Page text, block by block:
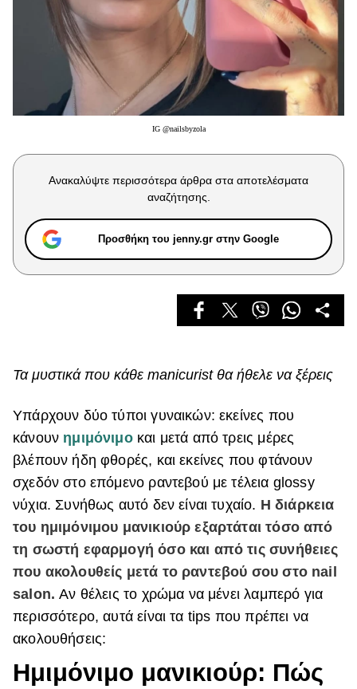
Parenting
Working Girl
Real Women
Πρόσωπα
Celebrities
Συνεντεύξεις
True Stories
Ask the Guru
Success Stories
Cooking
Green
Αφιερώματα
ΒΟΞ
Χωρίς Ταμπέλες
IG @nailsbyzola
Ανακαλύψτε περισσότερα άρθρα στα αποτελέσματα
αναζήτησης.
Προσθήκη του jenny.gr στην Google
Τα μυστικά που κάθε manicurist θα ήθελε να ξέρεις
Υπάρχουν δύο τύποι γυναικών: εκείνες που
κάνουν ημιμόνιμοκαι μετά από τρεις μέρες
βλέπουν ήδη φθορές, και εκείνες που φτάνουν
σχεδόν στο επόμενο ραντεβού με τέλεια glossy
νύχια. Συνήθως αυτό δεν είναι τυχαίο. Η διάρκεια
του ημιμόνιμου μανικιούρ εξαρτάται τόσο από
τη σωστή εφαρμογή όσο και από τις συνήθειες
που ακολουθείς μετά το ραντεβού σου στο nail
salon.Αν θέλεις το χρώμα να μένει λαμπερό για
περισσότερο, αυτά είναι τα tips που πρέπει να
ακολουθήσεις:
Ημιμόνιμο μανικιούρ: Πώς